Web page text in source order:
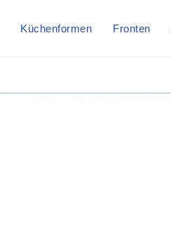
Küchenformen Fronten